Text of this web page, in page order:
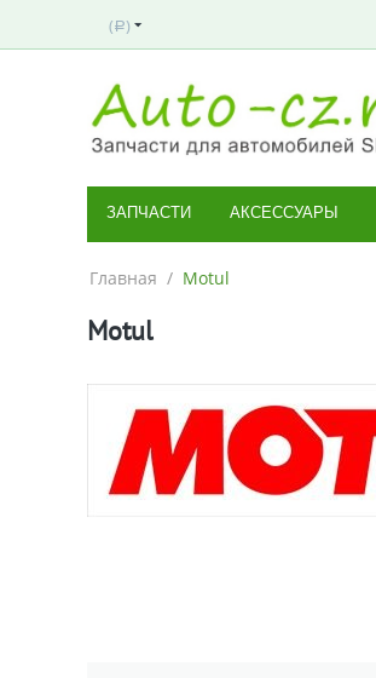
( Р )
ЗАПЧАСТИ АКСЕССУАРЫ
Главная / Motul
Motul